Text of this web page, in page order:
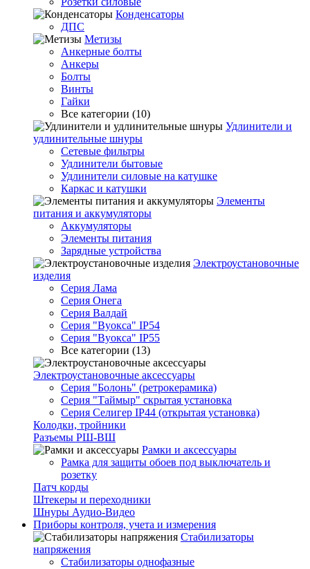
Конденсаторы
ДПС
Метизы
Анкерные болты
Анкеры
Болты
Винты
Гайки
Все категории (10)
Удлинители и
удлинительные шнуры
Сетевые фильтры
Удлинители бытовые
Удлинители силовые на катушке
Каркас и катушки
Элементы
питания и аккумуляторы
Аккумуляторы
Элементы питания
Зарядные устройства
Электроустановочные
изделия
Серия Лама
Серия Онега
Серия Валдай
Серия "Вуокса" IP54
Серия "Вуокса" IP55
Все категории (13)
Электроустановочные аксессуары
Серия "Болонь" (ретрокерамика)
Серия "Таймыр" скрытая установка
Серия Селигер IP44 (открытая установка)
Колодки, тройники
Разъемы РШ-ВШ
Рамки и аксессуары
Рамка для защиты обоев под выключатель и
розетку
Патч корды
Штекеры и переходники
Шнуры Аудио-Видео
Приборы контроля, учета и измерения
Стабилизаторы
напряжения
Стабилизаторы однофазные